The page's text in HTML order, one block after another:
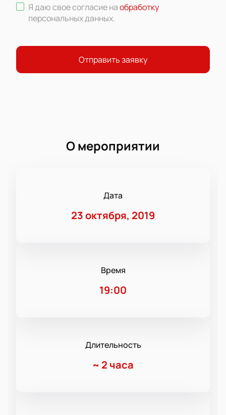
Я даю свое согласие наобработку
персональных данных.
Отправить заявку
О мероприятии
Дата
23 октября, 2019
Время
19:00
Длительность
~ 2 часа